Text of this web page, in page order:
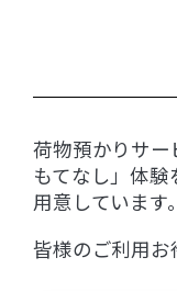
荷物預かりサ
もてなし」体
用意しています。
皆様のご利用お